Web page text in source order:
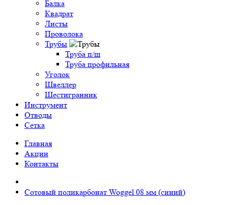
Балка
Квадрат
Листы
Проволока
Трубы
Труба п/ш
Труба профильная
Уголок
Швеллер
Шестигранник
Инструмент
Отводы
Сетка
Главная
Акции
Контакты
Сотовый поликарбонат Woggel 08 мм (синий)